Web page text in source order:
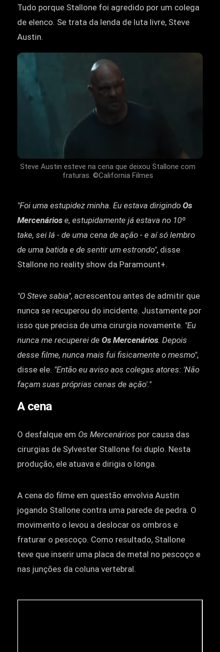
Tudo porque Stallone foi agredido por um colega
de elenco. Se trata da lenda de luta livre, Steve
Austin.
Steve Austin esteve na cena que deixou Stallone com
fraturas. ©California Filmes
"Foi uma estupidez minha. Eu estava dirigindo Os
Mercenários e, estupidamente já estava no 10º
take, sei lá - de uma cena de ação - e aí só lembro
de uma batida e de sentir um estrondo", disse
Stallone no reality show da Paramount+.
"O Steve sabia", acrescentou antes de admitir que
nunca se recuperou do incidente. Justamente por
isso que precisa de uma cirurgia novamente. "Eu
nunca me recuperei de Os Mercenários. Depois
desse filme, nunca mais fui fisicamente o mesmo",
disse ele. "Então eu aviso aos colegas atores: 'Não
façam suas próprias cenas de ação'."
A cena
O desfalque em Os Mercenários por causa das
cirurgias de Sylvester Stallone foi duplo. Nesta
produção, ele atuava e dirigia o longa.
A cena do filme em questão envolvia Austin
jogando Stallone contra uma parede de pedra. O
movimento o levou a deslocar os ombros e
fraturar o pescoço. Como resultado, Stallone
teve que inserir uma placa de metal no pescoço e
nas junções da coluna vertebral.